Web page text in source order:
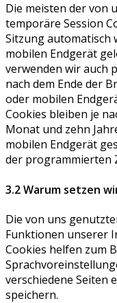
Die meisten der von
temporäre Session
Sitzung automatisch
mobilen Endgerät
verwenden wir auch
nach dem Ende der
oder mobilen
Cookies bleiben je
Monat und zehn
mobilen Endgerät
der programmierten
3.2 Warum setzen
Die von uns
Funktionen unserer
Cookies helfen zum
verschiedene Seiten
speichern.